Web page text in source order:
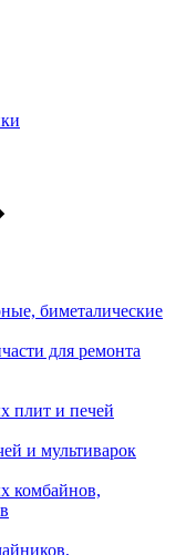
биметалические
для ремонта
плит и печей
и мультиварок
комбайнов,